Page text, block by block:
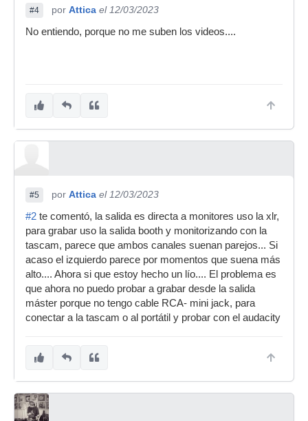
#4 por Attica el 12/03/2023
No entiendo, porque no me suben los videos....
#5 por Attica el 12/03/2023
#2 te comentó, la salida es directa a monitores uso la xlr,
para grabar uso la salida booth y monitorizando con la
tascam, parece que ambos canales suenan parejos... Si
acaso el izquierdo parece por momentos que suena más
alto.... Ahora si que estoy hecho un lío.... El problema es
que ahora no puedo probar a grabar desde la salida
máster porque no tengo cable RCA- mini jack, para
conectar a la tascam o al portátil y probar con el audacity